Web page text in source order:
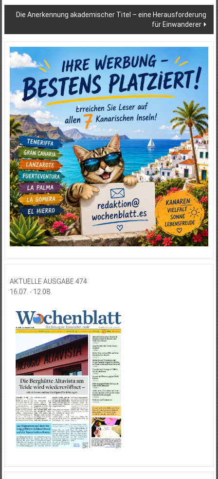
Die Anerkennung akademischer Titel – eine Herausforderung
für Einwanderer
AKTUELLE AUSGABE 474
16.07. - 12.08.